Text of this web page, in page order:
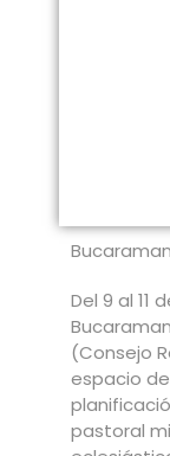
Del 9 al 11
(Consejo
espacio
pastoral